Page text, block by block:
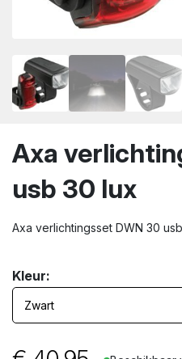
Axa
usb 30 lux
Axa verlichtingsset DWN 30
Kleur: